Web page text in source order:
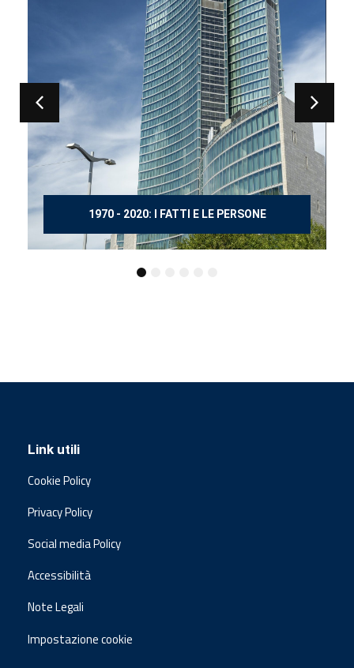
150 ANNI DOPO MANZONI
Link utili
Cookie Policy
Privacy Policy
Social media Policy
Accessibilità
Note Legali
Impostazione cookie